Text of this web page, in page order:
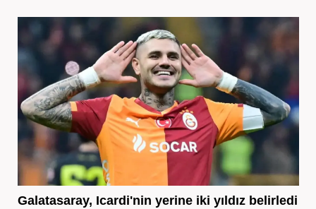
Galatasaray, Icardi'nin yerine iki yıldız belirledi